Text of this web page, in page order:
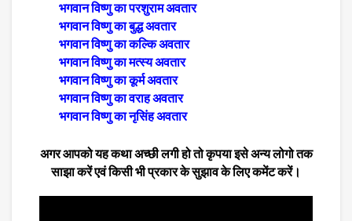
भगवान विष्णु का परशुराम अवतार
भगवान विष्णु का बुद्ध अवतार
भगवान विष्णु का कल्कि अवतार
भगवान विष्णु का मत्स्य अवतार
भगवान विष्णु का कूर्म अवतार
भगवान विष्णु का वराह अवतार
भगवान विष्णु का नृसिंह अवतार
अगर आपको यह कथा अच्छी लगी हो तो कृपया इसे अन्य लोगो तक
साझा करें एवं किसी भी प्रकार के सुझाव के लिए कमेंट करें।